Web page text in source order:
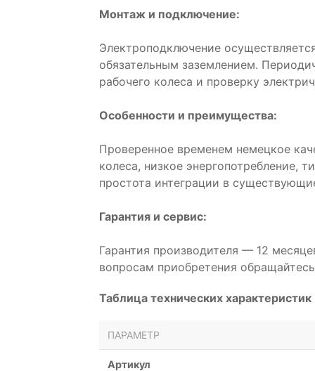
Монтаж и подключение:
Электроподключение
обязательным заземлением.
рабочего колеса и проверку
Особенности и преимущества:
Проверенное временем немецкое
колеса, низкое энергопотребление,
простота интеграции в
Гарантия и сервис:
Гарантия производителя — 12
вопросам приобретения
Таблица технических
ПАРАМЕТР
Артикул